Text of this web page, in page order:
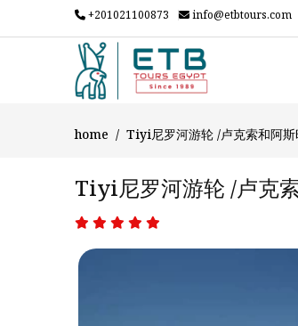
+201021100873 info@etbtours.com
home Tiyi尼罗河游轮 /卢克索和阿
Tiyi尼罗河游轮 /卢克